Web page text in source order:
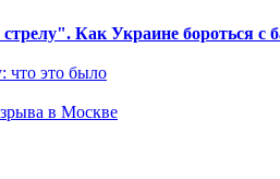
Как Украине бороться с
что это было
в Москве